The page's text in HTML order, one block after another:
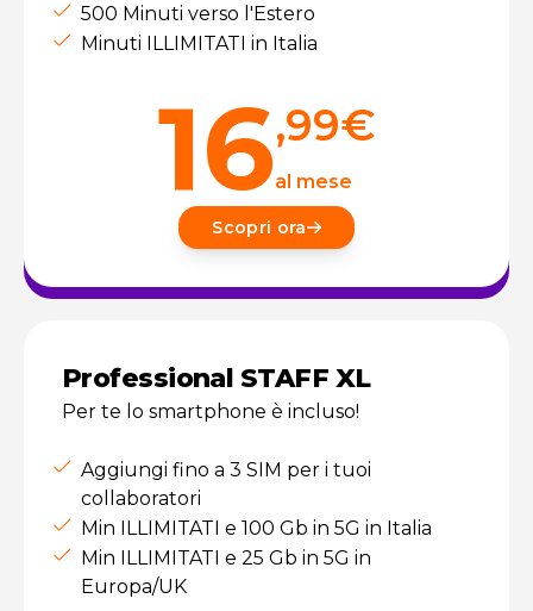
500 Minuti verso l'Estero
Minuti ILLIMITATI in Italia
16,99€
al mese
Scopri ora
Professional STAFF XL
Per te lo smartphone è incluso!
Aggiungi fino a 3 SIM per i tuoi
collaboratori
Min ILLIMITATI e 100 Gb in 5G in Italia
Min ILLIMITATI e 25 Gb in 5G in
Europa/UK